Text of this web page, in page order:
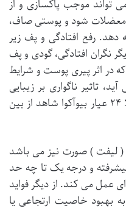
تواند موجب پاکسازی و از
معضلات شود و پوستی صاف،
رفع افتادگی و پف زیر
نگران افتادگی، گودی و پف
در اثر پیری پوست و شرایط
تاثیر ناگواری بر زیبایی
شما دارد. اما با استفاده از سرم طلا ۲۴ عیار بیوآکوا شاهد از بین
( لیفت ) صورت نیز می باشد
و درجه یک تا چه حد
عمل می کند. از دیگر فواید
توان به بهبود خاصیت ارتجاعی یا